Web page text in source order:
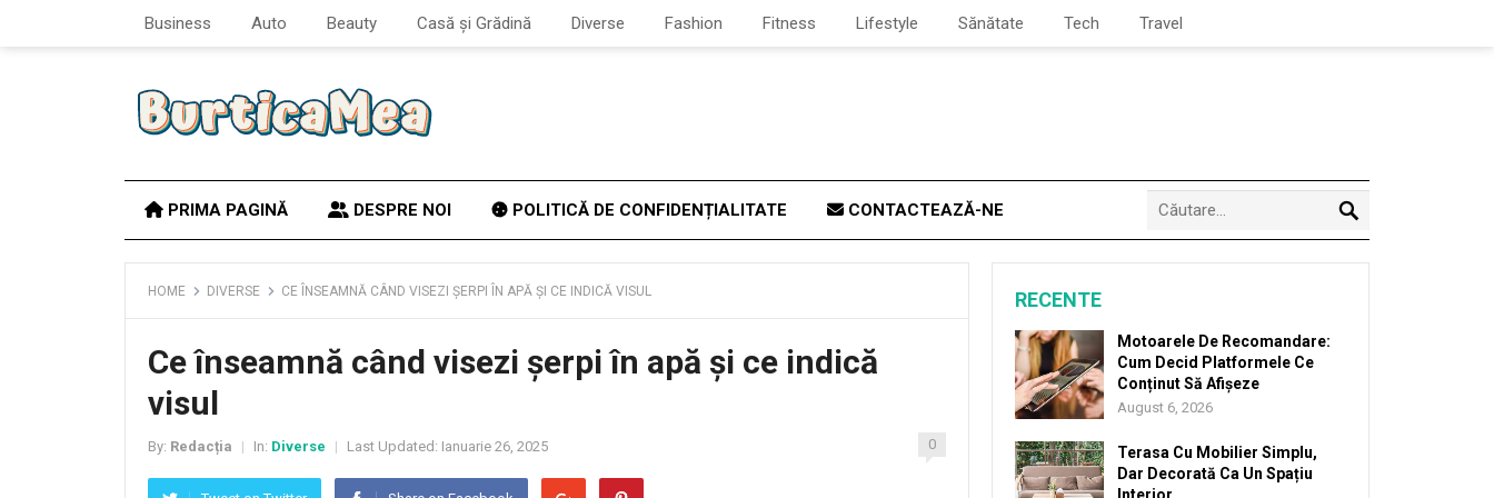
Business Auto Beauty Casă și Grădină Diverse Fashion Fitness Lifestyle Sănătate Tech Travel
PRIMA PAGINĂ DESPRE NOI POLITICĂ DE CONFIDENȚIALITATE CONTACTEAZĂ-NE
HOME DIVERSE CE ÎNSEAMNĂ CÂND VISEZI ȘERPI ÎN APĂ ȘI CE INDICĂ VISUL
Ce înseamnă când visezi șerpi în apă și ce indică
visul
By: Redacția In: Diverse Last Updated: Ianuarie 26, 2025 0
RECENTE
Motoarele De Recomandare:
Cum Decid Platformele Ce
Conținut Să Afișeze
August 6, 2026
Terasa Cu Mobilier Simplu,
Dar Decorată Ca Un Spațiu